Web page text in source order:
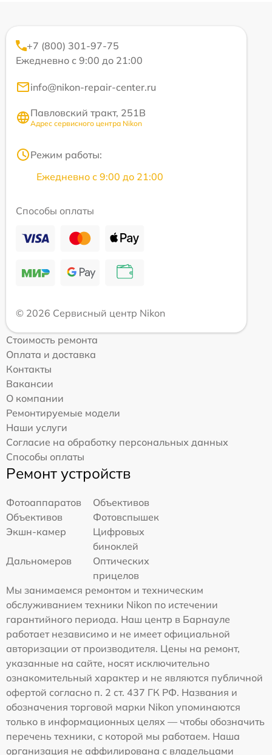
+7 (800) 301-97-75
Ежедневно с 9:00 до 21:00
info@nikon-repair-center.ru
Павловский тракт, 251В
Адрес сервисного центра Nikon
Режим работы:
Ежедневно с 9:00 до 21:00
Способы оплаты
© 2026 Сервисный центр Nikon
Стоимость ремонта
Оплата и доставка
Контакты
Вакансии
О компании
Ремонтируемые модели
Наши услуги
Согласие на обработку персональных данных
Способы оплаты
Ремонт устройств
Фотоаппаратов
Объективов
Объективов
Фотовспышек
Экшн-камер
Цифровых
биноклей
Дальномеров
Оптических
прицелов
Мы занимаемся ремонтом и техническим
обслуживанием техники Nikon по истечении
гарантийного периода. Наш центр в Барнауле
работает независимо и не имеет официальной
авторизации от производителя. Цены на ремонт,
указанные на сайте, носят исключительно
ознакомительный характер и не являются публичной
офертой согласно п. 2 ст. 437 ГК РФ. Названия и
обозначения торговой марки Nikon упоминаются
только в информационных целях — чтобы обозначить
перечень техники, с которой мы работаем. Наша
организация не аффилирована с владельцами